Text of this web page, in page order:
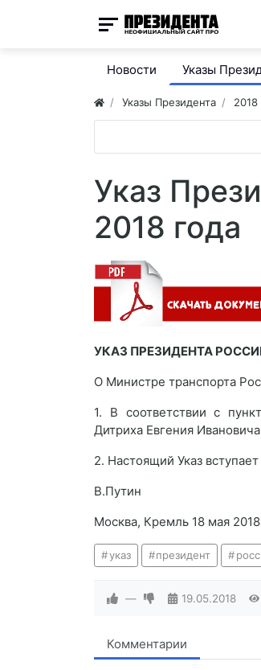
Новости Указы
Указы Президента 2018
Указ
2018 года
УКАЗ ПРЕЗИДЕНТА
О Министре транспорта
1. В соответствии с
Дитриха Евгения
2. Настоящий Указ
В.Путин
Москва, Кремль 18 мая
указ президент
— 19.05.2018
Комментарии